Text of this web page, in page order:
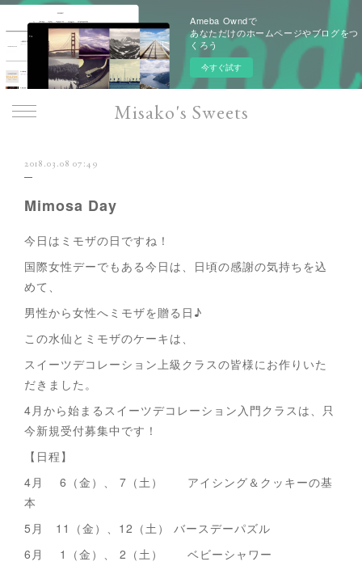
Ameba Owndで
あなただけのホームページやブログをつ
くろう
今すぐ試す
Misako's Sweets
2018.03.08 07:49
Mimosa Day
今日はミモザの日ですね！
国際女性デーでもある今日は、日頃の感謝の気持ちを込
めて、
男性から女性へミモザを贈る日♪
この水仙とミモザのケーキは、
スイーツデコレーション上級クラスの皆様にお作りいた
だきました。
4月から始まるスイーツデコレーション入門クラスは、只
今新規受付募集中です！
【日程】
4月 6（金）、 7（土） アイシング＆クッキーの基
本
5月 11（金）、12（土） バースデーパズル
6月 1（金）、 2（土） ベビーシャワー